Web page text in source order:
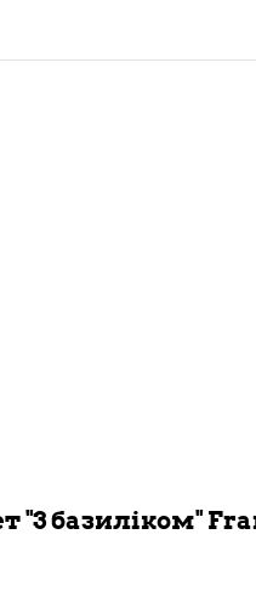
"З базиліком"